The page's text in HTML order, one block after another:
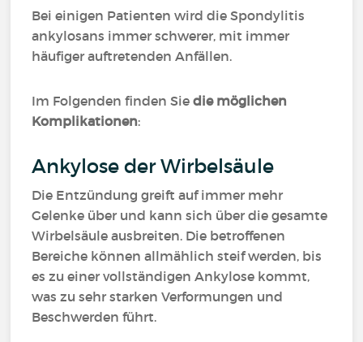
Bei einigen Patienten wird die Spondylitis
ankylosans immer schwerer, mit immer
häufiger auftretenden Anfällen.
Im Folgenden finden Sie die möglichen
Komplikationen:
Ankylose der Wirbelsäule
Die Entzündung greift auf immer mehr
Gelenke über und kann sich über die gesamte
Wirbelsäule ausbreiten. Die betroffenen
Bereiche können allmählich steif werden, bis
es zu einer vollständigen Ankylose kommt,
was zu sehr starken Verformungen und
Beschwerden führt.